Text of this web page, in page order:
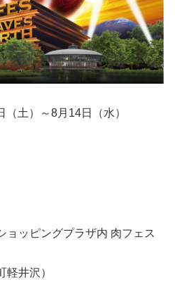
土）～8月14日（水）
ョッピングプラザ内 肉フェス
軽井沢）